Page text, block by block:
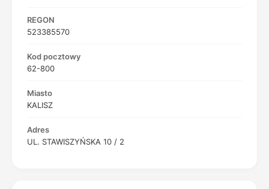
REGON
523385570
Kod pocztowy
62-800
Miasto
KALISZ
Adres
UL. STAWISZYŃSKA 10 / 2